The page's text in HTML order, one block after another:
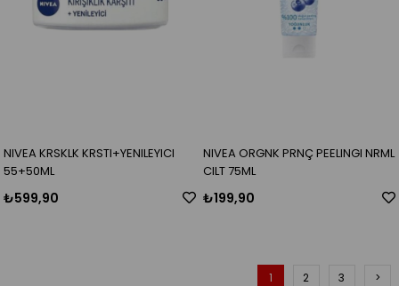
NIVEA KRSKLK KRSTI+YENILEYICI
55+50ML
₺599,90
NIVEA ORGNK PRNÇ PEELINGI NRML
CILT 75ML
₺199,90
1 2 3 >